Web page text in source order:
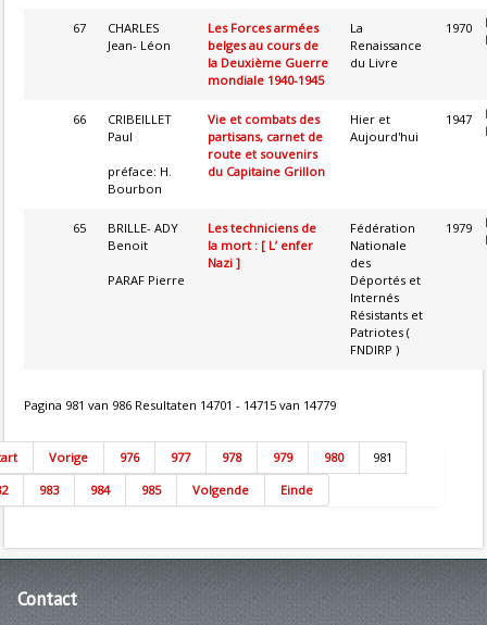
67
CHARLES
Jean- Léon
Les Forces armées
belges au cours de
la Deuxième Guerre
mondiale 1940-1945
La
Renaissance
du Livre
1970
66
CRIBEILLET
Paul
préface: H.
Bourbon
Vie et combats des
partisans, carnet de
route et souvenirs
du Capitaine Grillon
Hier et
Aujourd'hui
1947
65
BRILLE- ADY
Benoit
PARAF Pierre
Les techniciens de
la mort : [ L’ enfer
Nazi ]
Fédération
Nationale
des
Déportés et
Internés
Résistants et
Patriotes (
FNDIRP )
1979
Pagina 981 van 986 Resultaten 14701 - 14715 van 14779
Vorige 976 977 978 979 980
981
983 984 985 Volgende Einde
Contact